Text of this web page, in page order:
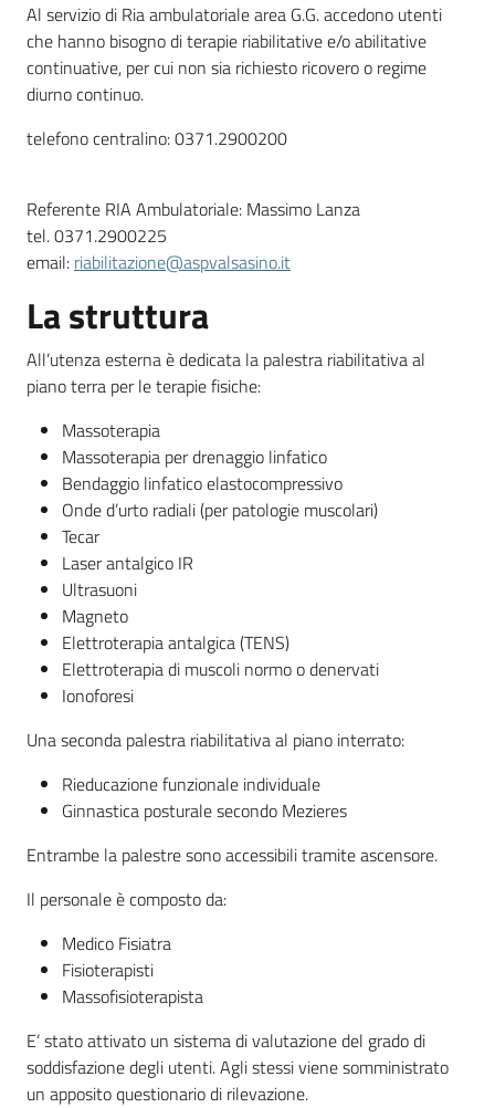
Al servizio di Ria ambulatoriale area G.G. accedono utenti
che hanno bisogno di terapie riabilitative e/o abilitative
continuative, per cui non sia richiesto ricovero o regime
diurno continuo.
telefono centralino: 0371.2900200
Referente RIA Ambulatoriale: Massimo Lanza
tel. 0371.2900225
email: riabilitazione@aspvalsasino.it
La struttura
All’utenza esterna è dedicata la palestra riabilitativa al
piano terra per le terapie fisiche:
Massoterapia
Massoterapia per drenaggio linfatico
Bendaggio linfatico elastocompressivo
Onde d’urto radiali (per patologie muscolari)
Tecar
Laser antalgico IR
Ultrasuoni
Magneto
Elettroterapia antalgica (TENS)
Elettroterapia di muscoli normo o denervati
Ionoforesi
Una seconda palestra riabilitativa al piano interrato:
Rieducazione funzionale individuale
Ginnastica posturale secondo Mezieres
Entrambe la palestre sono accessibili tramite ascensore.
Il personale è composto da:
Medico Fisiatra
Fisioterapisti
Massofisioterapista
E’ stato attivato un sistema di valutazione del grado di
soddisfazione degli utenti. Agli stessi viene somministrato
un apposito questionario di rilevazione.